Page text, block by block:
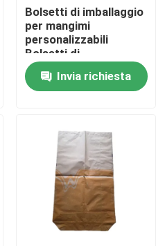
Bolsetti di imballaggio
per mangimi
personalizzabili
Bolsetti di
polipropilene tessuto
stampati
personalizzati in
Invia richiesta